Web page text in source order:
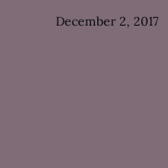
December 2, 2017